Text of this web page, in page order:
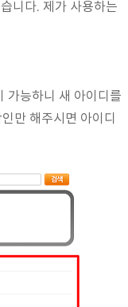
니다. 제가 사용하는
가능하니 새 아이디를
만 해주시면 아이디